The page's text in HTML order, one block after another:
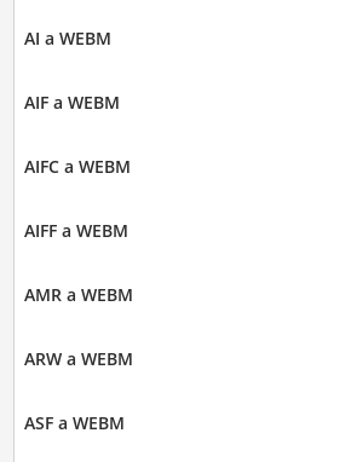
AI a WEBM
AIF a WEBM
AIFC a WEBM
AIFF a WEBM
AMR a WEBM
ARW a WEBM
ASF a WEBM